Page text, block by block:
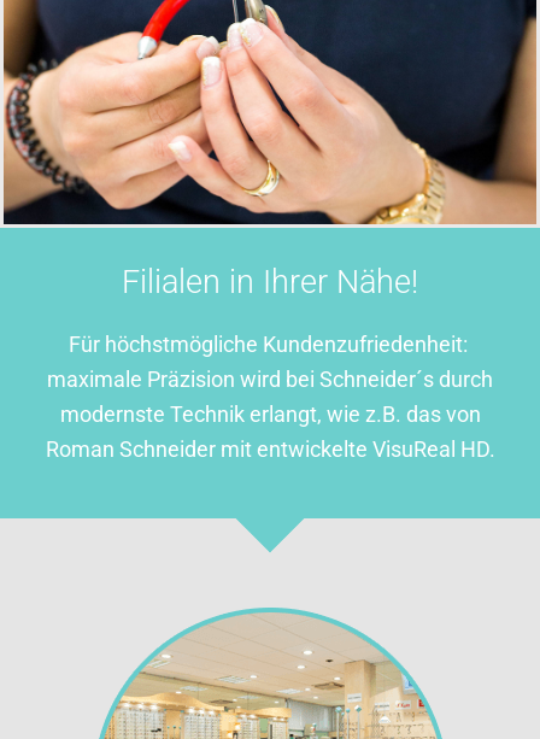
Filialen in Ihrer Nähe!
Für höchstmögliche Kundenzufriedenheit:
maximale Präzision wird bei Schneider´s durch
modernste Technik erlangt, wie z.B. das von
Roman Schneider mit entwickelte VisuReal HD.